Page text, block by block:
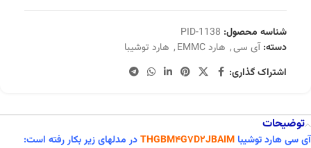
شناسه محصول: PID-1138
دسته: آی سی, هارد EMMC , هارد توشیبا
اشتراک گذاری:
توضیحات
آی سی هارد توشیبا THGBM4G7D2JBAIMدر مدلهای زیر بکار رفته است: